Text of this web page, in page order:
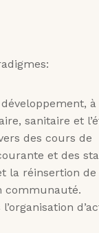
à
sanitaire et
des cours de
et des
la réinsertion
communauté.